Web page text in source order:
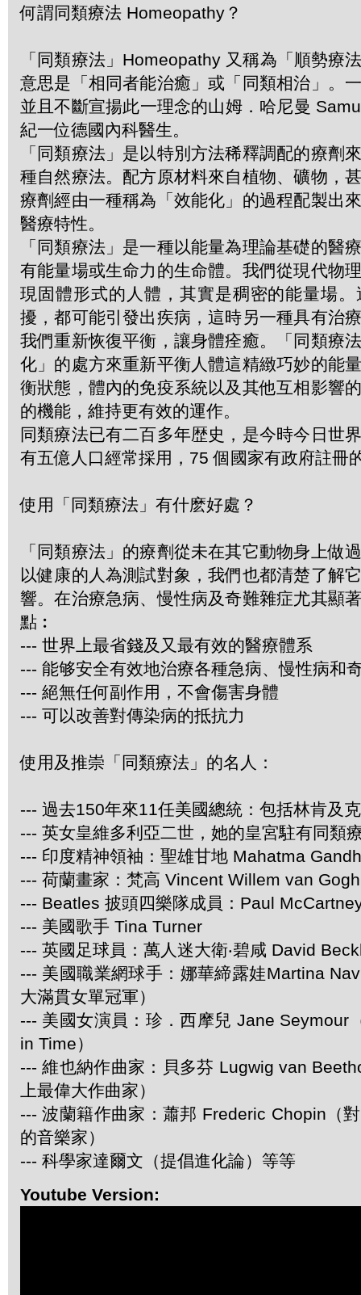
何謂同類療法 Homeopathy？
「同類療法」Homeopathy 又稱為「順勢療
意思是「相同者能治癒」或「同類相治」。
並且不斷宣揚此一理念的山姆．哈尼曼
紀一位德國內科醫生。
「同類療法」是以特別方法稀釋調配的療劑
種自然療法。配方原材料來自植物、礦物，
療劑經由一種稱為「效能化」的過程配製出
醫療特性。
「同類療法」是一種以能量為理論基礎的醫
有能量場或生命力的生命體。我們從現代物
現固體形式的人體，其實是稠密的能量場
擾，都可能引發出疾病，這時另一種具有治
我們重新恢復平衡，讓身體痊癒。「同類療
化」的處方來重新平衡人體這精緻巧妙的能
衡狀態，體內的免疫系統以及其他互相影響
的機能，維持更有效的運作。
同類療法已有二百多年歴史，是今時今日世
有五億人口經常採用，75 個國家有政府註冊
使用「同類療法」有什麽好處？
「同類療法」的療劑從未在其它動物身上做
以健康的人為測試對象，我們也都清楚了解
響。在治療急病、慢性病及奇難雜症尤其顯
點︰
--- 世界上最省錢及又最有效的醫療體系
--- 能够安全有效地治療各種急病、慢性病和
--- 絕無任何副作用，不會傷害身體
--- 可以改善對傳染病的抵抗力
使用及推崇「同類療法」的名人：
--- 過去150年來11任美國總統：包括林肯及
--- 英女皇維多利亞二世，她的皇宮駐有同類
--- 印度精神領袖：聖雄甘地 Mahatma
--- 荷蘭畫家：梵高 Vincent Willem van Gogh
--- Beatles 披頭四樂隊成員：Paul
--- 美國歌手 Tina Turner
--- 英國足球員：萬人迷大衛‧碧咸 David
--- 美國職業網球手：娜華締露娃Martina
大滿貫女單冠軍）
--- 美國女演員：珍．西摩兒 Jane Seymour
in Time）
--- 維也納作曲家：貝多芬 Lugwig van
上最偉大作曲家）
--- 波蘭籍作曲家：蕭邦 Frederic Chopin（
的音樂家）
--- 科學家達爾文（提倡進化論）等等
Youtube Version: